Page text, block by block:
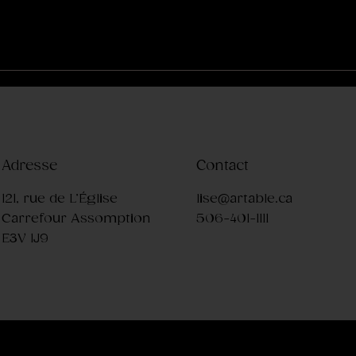
Adresse
121, rue de L’Église
Carrefour Assomption
E3V 1J9
Contact
lise@artable.ca
506-401-1111